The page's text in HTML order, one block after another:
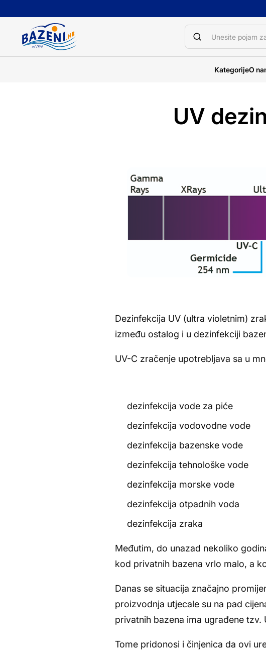
KategorijeO
UV
Dezinfekcija UV (ultra violetnim)
između ostalog i u dezinfekciji
UV-C zračenje upotrebljava sa u
dezinfekcija vode za piće
dezinfekcija vodovodne vode
dezinfekcija bazenske vode
dezinfekcija tehnološke vode
dezinfekcija morske vode
dezinfekcija otpadnih voda
dezinfekcija zraka
Međutim, do unazad nekoliko
kod privatnih bazena vrlo malo, a
Danas se situacija značajno
proizvodnja utjecale su na pad
privatnih bazena ima ugrađene tzv.
Tome pridonosi i činjenica da ovi